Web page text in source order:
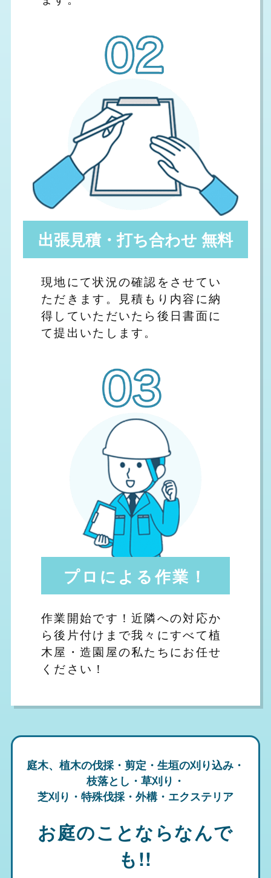
出張見積・打ち合わせ 無料
現地にて状況の確認をさせてい
ただきます。見積もり内容に納
得していただいたら後日書面に
て提出いたします。
プロによる作業！
作業開始です！近隣への対応か
ら後片付けまで我々にすべて植
木屋・造園屋の私たちにお任せ
ください！
庭木、植木の伐採・剪定・生垣の刈り込み・
枝落とし・草刈り・
芝刈り・特殊伐採・外構・エクステリア
お庭のことならなんで
も!!